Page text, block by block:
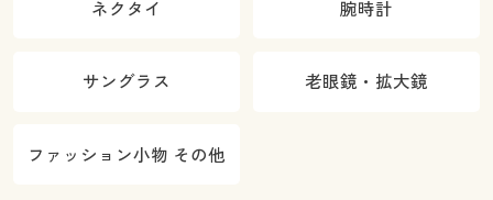
ネクタイ 腕時計
サングラス 老眼鏡・拡大鏡
ファッション小物 その他